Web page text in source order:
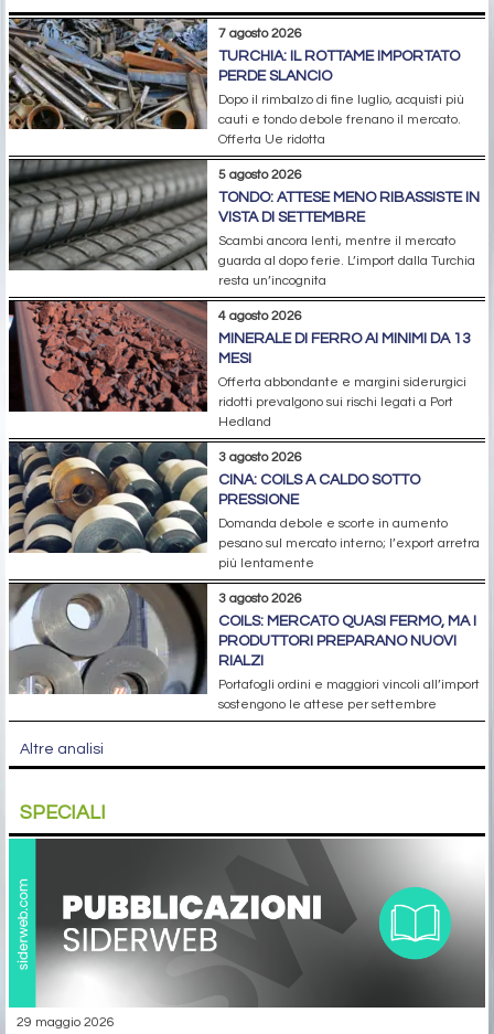
7 agosto 2026
TURCHIA: IL ROTTAME IMPORTATO
PERDE SLANCIO
Dopo il rimbalzo di fine luglio, acquisti più
cauti e tondo debole frenano il mercato.
Offerta Ue ridotta
5 agosto 2026
TONDO: ATTESE MENO RIBASSISTE IN
VISTA DI SETTEMBRE
Scambi ancora lenti, mentre il mercato
guarda al dopo ferie. L’import dalla Turchia
resta un’incognita
4 agosto 2026
MINERALE DI FERRO AI MINIMI DA 13
MESI
Offerta abbondante e margini siderurgici
ridotti prevalgono sui rischi legati a Port
Hedland
3 agosto 2026
CINA: COILS A CALDO SOTTO
PRESSIONE
Domanda debole e scorte in aumento
pesano sul mercato interno; l’export arretra
più lentamente
3 agosto 2026
COILS: MERCATO QUASI FERMO, MA I
PRODUTTORI PREPARANO NUOVI
RIALZI
Portafogli ordini e maggiori vincoli all’import
sostengono le attese per settembre
Altre analisi
SPECIALI
29 maggio 2026